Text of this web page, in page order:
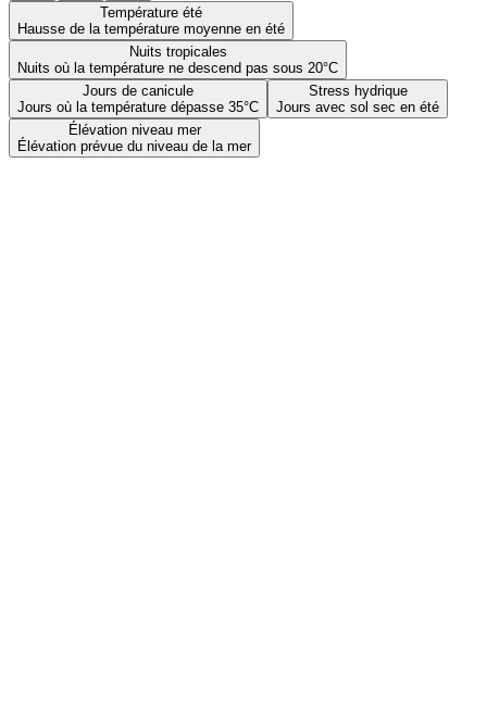
Température été
Hausse de la température moyenne en été
Nuits tropicales
Nuits où la température ne descend pas sous 20°C
Jours de canicule
Jours où la température dépasse 35°C
Stress hydrique
Jours avec sol sec en été
Élévation niveau mer
Élévation prévue du niveau de la mer